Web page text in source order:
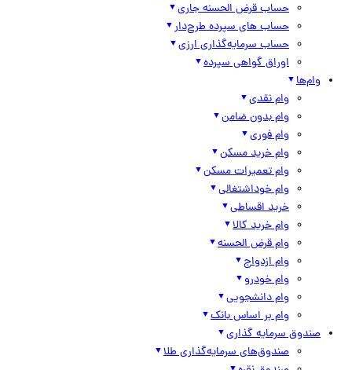
حساب قرض الحسنه جاری
حساب های سپرده طرح‌دار
حساب سرمایه‌گذاری ارزی
اوراق گواهی سپرده
وام‌ها
وام نقدی
وام بدون ضامن
وام فوری
وام خرید مسکن
وام تعمیرات مسکن
وام خوداشتغالی
خرید اقساطی
وام خرید کالا
وام قرض الحسنه
وام ازدواج
وام خودرو
وام دانشجویی
وام بر اساس بانک
صندوق سرمایه گذاری
صندوق‌های سرمایه‌گذاری طلا